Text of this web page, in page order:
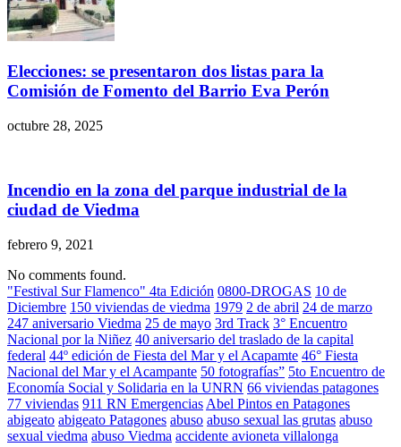
Elecciones: se presentaron dos listas para la
Comisión de Fomento del Barrio Eva Perón
octubre 28, 2025
Incendio en la zona del parque industrial de la
ciudad de Viedma
febrero 9, 2021
No comments found.
"Festival Sur Flamenco" 4ta Edición 0800-DROGAS 10 de
Diciembre 150 viviendas de viedma 1979 2 de abril 24 de marzo
247 aniversario Viedma 25 de mayo 3rd Track 3° Encuentro
Nacional por la Niñez 40 aniversario del traslado de la capital
federal 44º edición de Fiesta del Mar y el Acapamte 46° Fiesta
Nacional del Mar y el Acampante 50 fotografías” 5to Encuentro de
Economía Social y Solidaria en la UNRN 66 viviendas patagones
77 viviendas 911 RN Emergencias Abel Pintos en Patagones
abigeato abigeato Patagones abuso abuso sexual las grutas abuso
sexual viedma abuso Viedma accidente avioneta villalonga